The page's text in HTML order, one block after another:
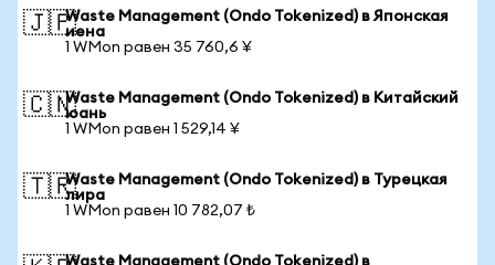
🇯🇵Waste Management (Ondo Tokenized) в Японская
иена
1 WMon равен 35 760,6 ¥
🇨🇳Waste Management (Ondo Tokenized) в Китайский
юань
1 WMon равен 1 529,14 ¥
🇹🇷Waste Management (Ondo Tokenized) в Турецкая
лира
1 WMon равен 10 782,07 ₺
Waste Management (Ondo Tokenized) в